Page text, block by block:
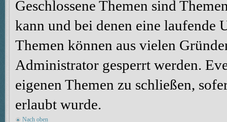
Geschlossene Themen sind
kann und bei denen eine laufende
Themen können aus vielen
Administrator gesperrt werden.
eigenen Themen zu schließen,
erlaubt wurde.
Nach oben